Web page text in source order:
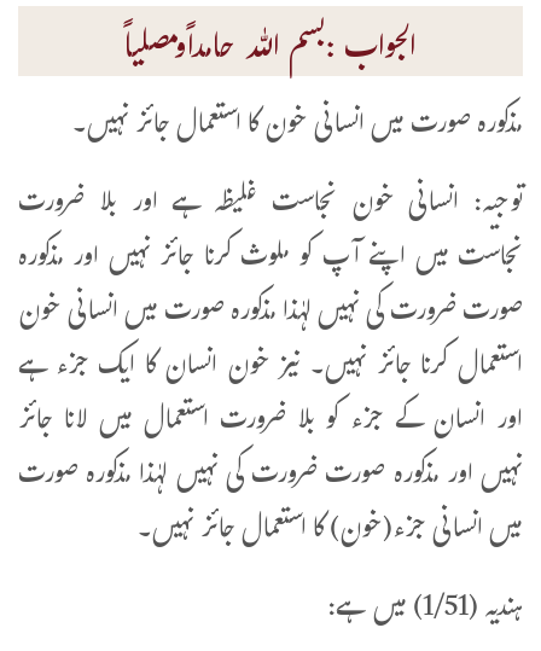
الجواب :بسم اللہ حامداًومصلیاً
مذکورہ صورت میں انسانی خون کا استعمال جائز نہیں۔
توجیہ: انسانی خون نجاست غلیظہ ہے اور بلا ضرورت
نجاست میں اپنے آپ کو ملوث کرنا جائز نہیں اور مذکورہ
صورت ضرورت کی نہیں لہٰذا مذکورہ صورت میں انسانی خون
استعمال کرنا جائز نہیں۔ نیز خون انسان کا ایک جزء ہے
اور انسان کے جزء کو بلا ضرورت استعمال میں لانا جائز
نہیں اور مذکورہ صورت ضرورت کی نہیں لہٰذا مذکورہ صورت
میں انسانی جزء(خون) کا استعمال جائز نہیں۔
ہندیہ (1/51) میں ہے: